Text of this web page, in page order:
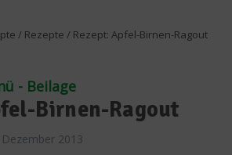
/ Rezepte / Rezept: Apfel-Birnen-Ragout
- Beilage
Birnen-Ragout
Dezember 2013